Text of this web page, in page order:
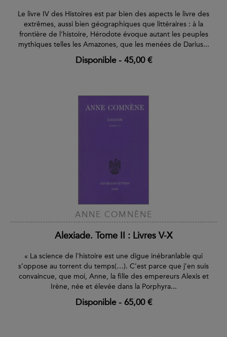
Le livre IV des Histoires est par bien des aspects le livre des
extrêmes, aussi bien géographiques que littéraires : à la
frontière de l’histoire, Hérodote évoque autant les peuples
mythiques telles les Amazones, que les menées de Darius...
Disponible- 45,00 €
ANNE COMNÈNE
Alexiade. Tome II : Livres V-X
« La science de l'histoire est une digue inébranlable qui
s’oppose au torrent du temps(…). C’est parce que j’en suis
convaincue, que moi, Anne, la fille des empereurs Alexis et
Irène, née et élevée dans la Porphyra...
Disponible- 65,00 €